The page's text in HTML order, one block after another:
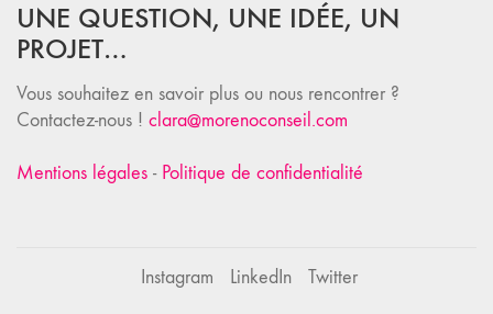
UNE QUESTION, UNE IDÉE, UN
PROJET…
Vous souhaitez en savoir plus ou nous rencontrer ?
Contactez-nous ! clara@morenoconseil.com
Mentions légales - Politique de confidentialité
Instagram LinkedIn Twitter